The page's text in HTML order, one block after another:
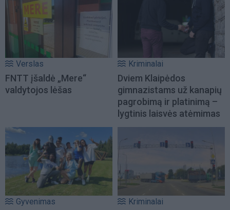
Verslas
FNTT įšaldė „Mere“
valdytojos lėšas
Kriminalai
Dviem Klaipėdos
gimnazistams už kanapių
pagrobimą ir platinimą –
lygtinis laisvės atėmimas
Gyvenimas Kriminalai